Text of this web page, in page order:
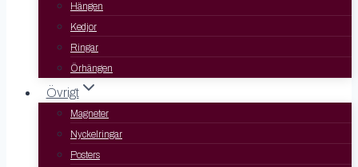
Hängen
Kedjor
Ringar
Örhängen
Övrigt
Magneter
Nyckelringar
Posters